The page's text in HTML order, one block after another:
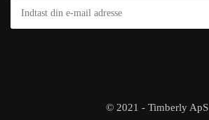
© 2021 - Timberly ApS